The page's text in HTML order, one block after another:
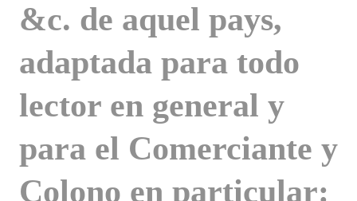
&c. de aquel pays,
adaptada para todo
lector en general y
para el Comerciante y
Colono en particular: